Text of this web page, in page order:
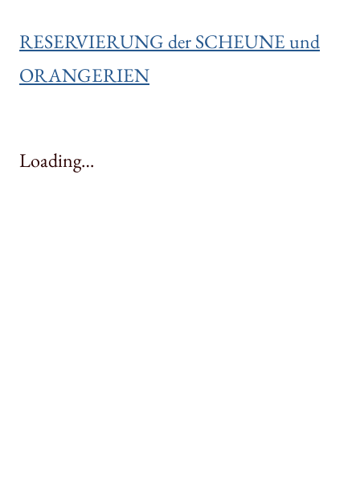
RESERVIERUNG der SCHEUNE und
ORANGERIEN
Loading…